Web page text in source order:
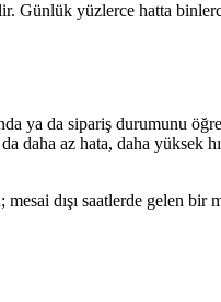
Günlük yüzlerce hatta
ya da sipariş durumunu
daha az hata, daha yüksek
dışı saatlerde gelen bir